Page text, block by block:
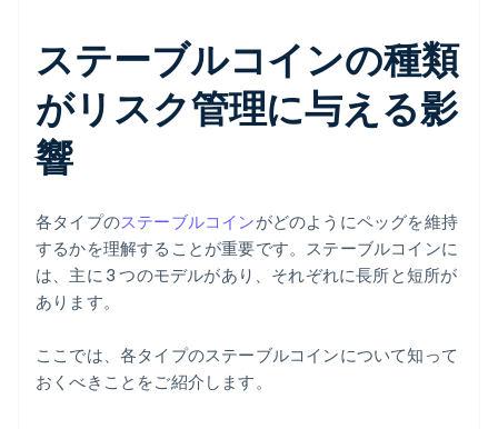
ステーブルコインの種類
がリスク管理に与える影
響
各タイプのステーブルコインがどのようにペッグを維持
するかを理解することが重要です。ステーブルコインに
は、主に 3 つのモデルがあり、それぞれに長所と短所が
あります。
ここでは、各タイプのステーブルコインについて知って
おくべきことをご紹介します。